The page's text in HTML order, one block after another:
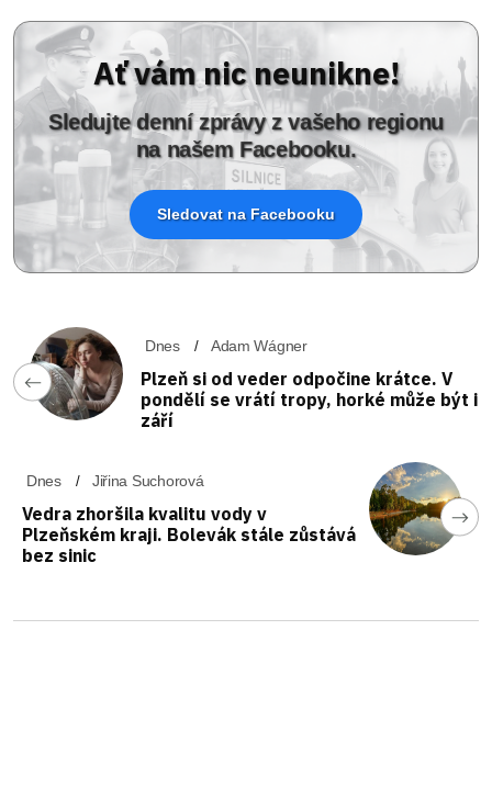
Ať vám nic neunikne!
Sledujte denní zprávy z vašeho regionu
na našem Facebooku.
Sledovat na Facebooku
Dnes Adam Wágner
Plzeň si od veder odpočine krátce. V
pondělí se vrátí tropy, horké může být i
září
Dnes Jiřina Suchorová
Vedra zhoršila kvalitu vody v
Plzeňském kraji. Bolevák stále zůstává
bez sinic